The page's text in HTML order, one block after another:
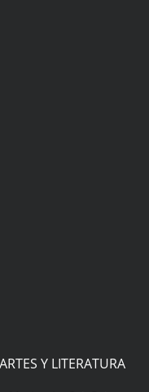
Y LITERATURA